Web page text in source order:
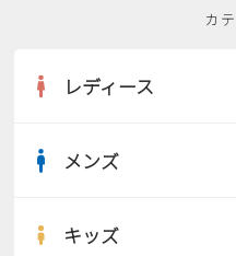
カ
レディース
サンダル
メンズ
キッズ